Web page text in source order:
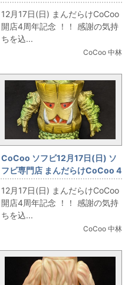
周年記念 「ベアモデル オール怪
獣コレクション カウラ(青)」
12月17日(日) まんだらけCoCoo
開店4周年記念 ！！ 感謝の気持
ちを込...
CoCoo 中林
CoCoo ソフビ12月17日(日) ソ
フビ専門店 まんだらけCoCoo 4
周年記念 「やまなや 怪獣郷 モチ
ロン ゴールド」
12月17日(日) まんだらけCoCoo
開店4周年記念 ！！ 感謝の気持
ちを込...
CoCoo 中林